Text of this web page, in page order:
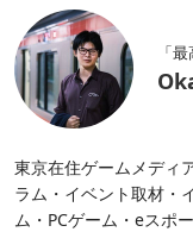
「
東京在住ゲームメディ
ラム・イベント取材・
ム・PCゲーム・eスポ